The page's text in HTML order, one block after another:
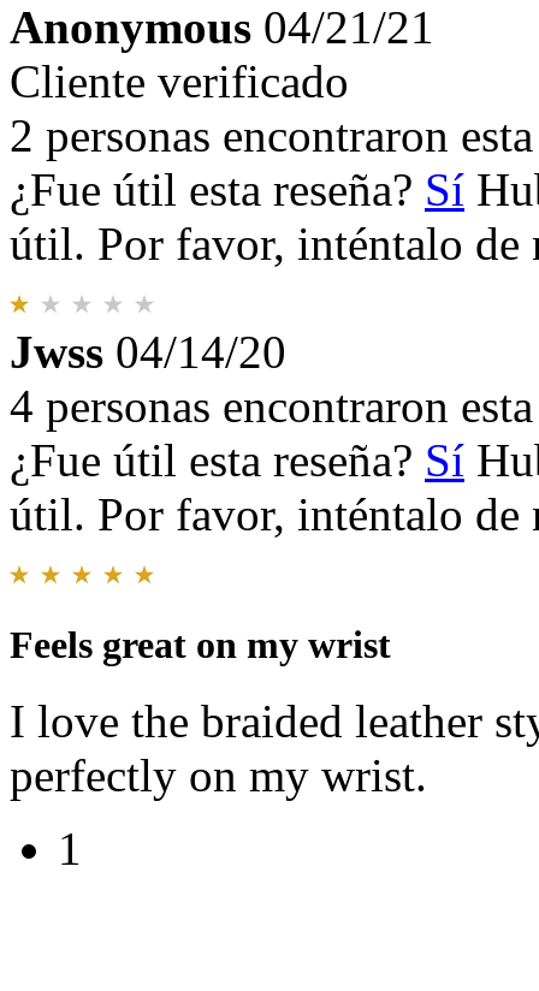
Anonymous 04/21/21
Cliente verificado
2 personas encontraron
¿Fue útil esta reseña? Sí
útil. Por favor, inténtalo de
Jwss 04/14/20
4 personas encontraron
¿Fue útil esta reseña? Sí
útil. Por favor, inténtalo de
Feels great on my wrist
I love the braided leather
perfectly on my wrist.
1